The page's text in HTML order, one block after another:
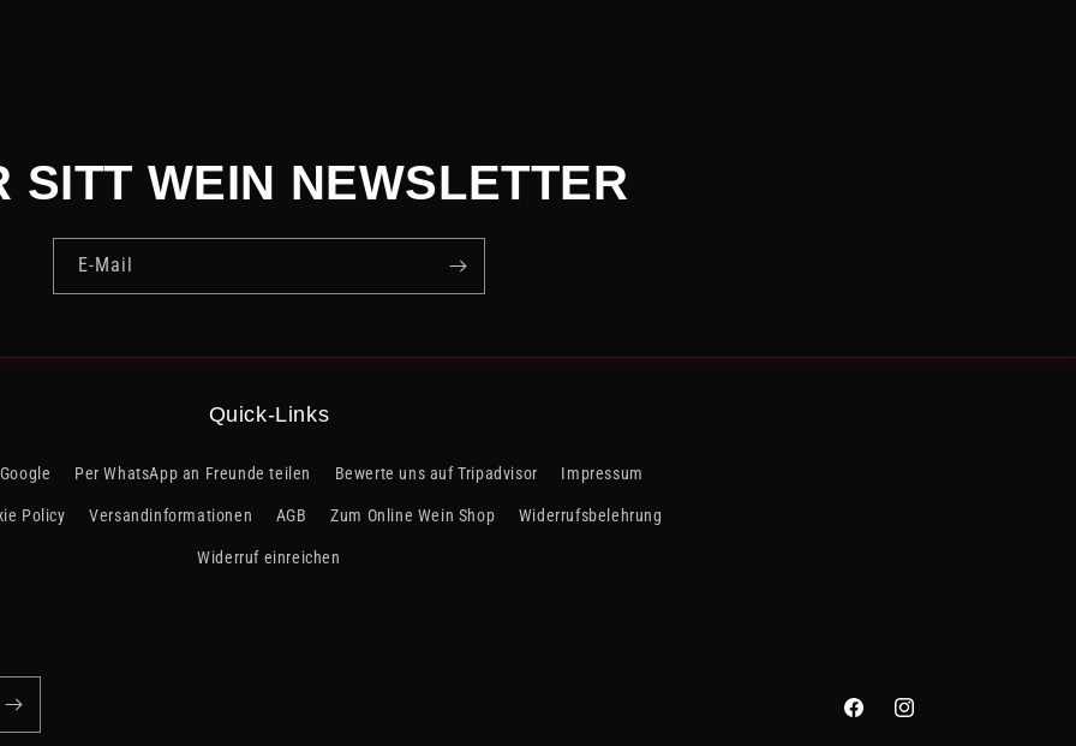
SITT WEIN NEWSLETTER
E-Mail
Quick-Links
Per WhatsApp an Freunde teilen Bewerte uns auf Tripadvisor Impressum
Policy Versandinformationen AGB Zum Online Wein Shop Widerrufsbelehrung
Widerruf einreichen
FacebookInstagram